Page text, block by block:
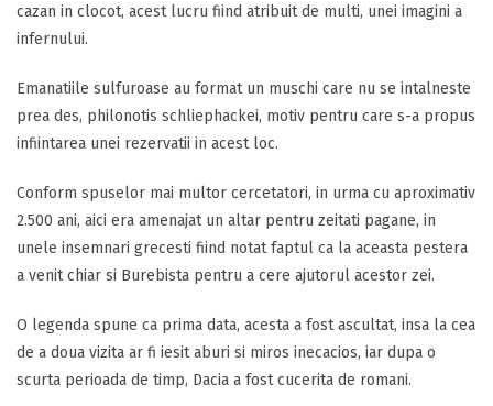
cazan in clocot, acest lucru fiind atribuit de multi, unei imagini a
infernului.
Emanatiile sulfuroase au format un muschi care nu se intalneste
prea des, philonotis schliephackei, motiv pentru care s-a propus
infiintarea unei rezervatii in acest loc.
Conform spuselor mai multor cercetatori, in urma cu aproximativ
2.500 ani, aici era amenajat un altar pentru zeitati pagane, in
unele insemnari grecesti fiind notat faptul ca la aceasta pestera
a venit chiar si Burebista pentru a cere ajutorul acestor zei.
O legenda spune ca prima data, acesta a fost ascultat, insa la cea
de a doua vizita ar fi iesit aburi si miros inecacios, iar dupa o
scurta perioada de timp, Dacia a fost cucerita de romani.